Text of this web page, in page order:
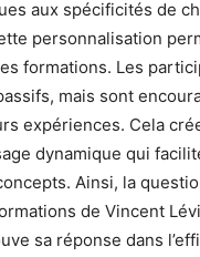
aux spécificités de
personnalisation
formations. Les
mais sont
expériences. Cela
dynamique qui
Ainsi, la
de Vincent
sa réponse dans